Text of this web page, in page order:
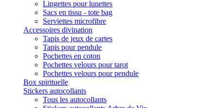
Lingettes pour lunettes
Sacs en tissu - tote bag
Serviettes microfibre
Accessoires divination
Tapis de jeux de cartes
Tapis pour pendule
Pochettes en coton
Pochettes velours pour tarot
Pochettes velours pour pendule
Box spirituelle
Stickers autocollants
Tous les autocollants